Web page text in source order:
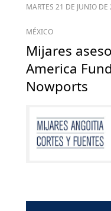
MARTES 21 DE JUNIO
MÉXICO
Mijares
America
Nowports